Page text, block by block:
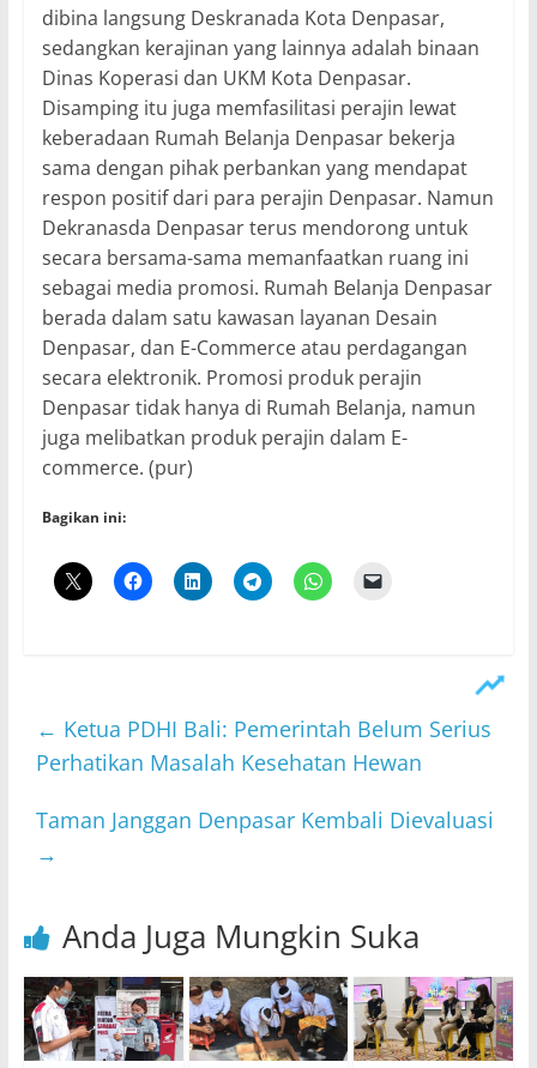
dibina langsung Deskranada Kota Denpasar,
sedangkan kerajinan yang lainnya adalah binaan
Dinas Koperasi dan UKM Kota Denpasar.
Disamping itu juga memfasilitasi perajin lewat
keberadaan Rumah Belanja Denpasar bekerja
sama dengan pihak perbankan yang mendapat
respon positif dari para perajin Denpasar. Namun
Dekranasda Denpasar terus mendorong untuk
secara bersama-sama memanfaatkan ruang ini
sebagai media promosi. Rumah Belanja Denpasar
berada dalam satu kawasan layanan Desain
Denpasar, dan E-Commerce atau perdagangan
secara elektronik. Promosi produk perajin
Denpasar tidak hanya di Rumah Belanja, namun
juga melibatkan produk perajin dalam E-
commerce. (pur)
Bagikan ini:
← Ketua PDHI Bali: Pemerintah Belum Serius
Perhatikan Masalah Kesehatan Hewan
Taman Janggan Denpasar Kembali Dievaluasi
→
Anda Juga Mungkin Suka